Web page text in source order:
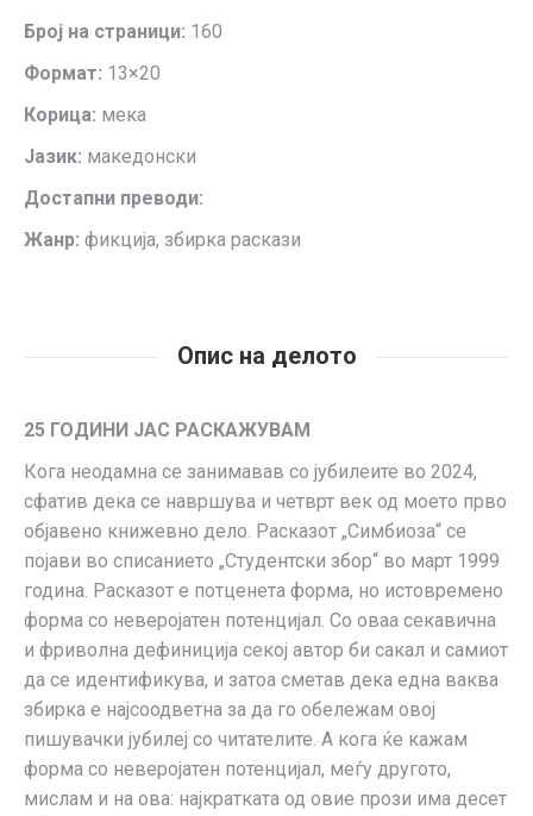
Број на страници: 160
Формат: 13×20
Корица: мека
Јазик: македонски
Достапни преводи:
Жанр: фикција, збирка раскази
Опис на делото
25 ГОДИНИ ЈАС РАСКАЖУВАМ
Кога неодамна се занимавав со јубилеите во 2024,
сфатив дека се навршува и четврт век од моето прво
објавено книжевно дело. Расказот „Симбиоза“ се
појави во списанието „Студентски збор“ во март 1999
година. Расказот е потценета форма, но истовремено
форма со неверојатен потенцијал. Со оваа секавична
и фриволна дефиниција секој автор би сакал и самиот
да се идентификува, и затоа сметав дека една ваква
збирка е најсоодветна за да го обележам овој
пишувачки јубилеј со читателите. А кога ќе кажам
форма со неверојатен потенцијал, меѓу другото,
мислам и на ова: најкратката од овие прози има десет